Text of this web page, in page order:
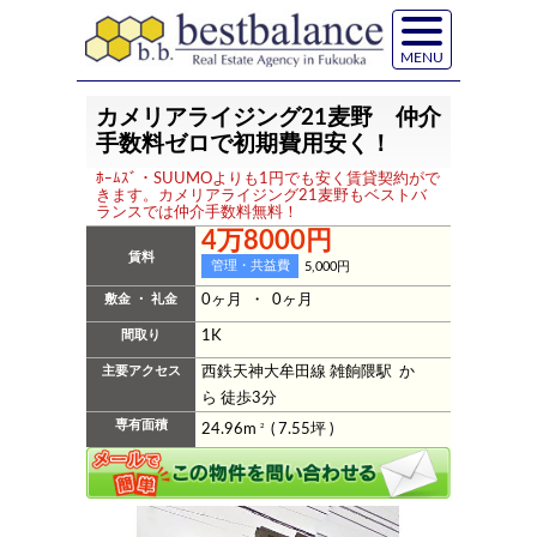
MENU
カメリアライジング21麦野 仲介
手数料ゼロで初期費用安く！
ﾎｰﾑｽﾞ・SUUMOよりも1円でも安く賃貸契約がで
きます。カメリアライジング21麦野もベストバ
ランスでは仲介手数料無料！
賃料
4万8000円
管理・共益費 5,000円
敷金 ・ 礼金 0ヶ月 ・ 0ヶ月
間取り 1K
主要アクセス
西鉄天神大牟田線 雑餉隈駅 か
ら 徒歩3分
専有面積 24.96m2 ( 7.55坪 )